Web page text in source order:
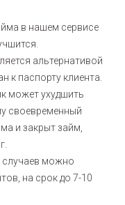
в нашем сервисе
альтернативой
к паспорту клиента.
может ухудшить
своевременный
и закрыт займ,
можно
на срок до 7-10